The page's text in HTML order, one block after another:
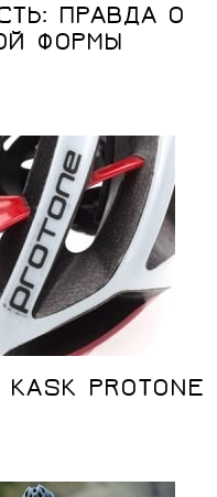
ПРАВДА О
ФОРМЫ
PROTONE